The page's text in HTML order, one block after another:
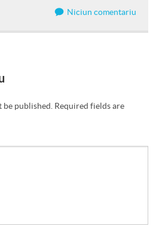
Niciun comentariu
published. Required fields are